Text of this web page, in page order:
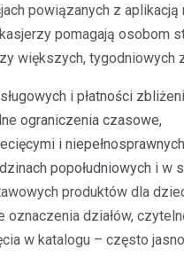
powiązanych z
pomagają osobom
większych, tygodniowych
i płatności
ograniczenia czasowe,
i
popołudniowych i w
produktów dla
działów,
w katalogu – często